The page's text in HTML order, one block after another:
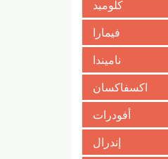
كلوميد
فيمارا
ناميندا
اكسفاكسان
أفودرات
إندرال